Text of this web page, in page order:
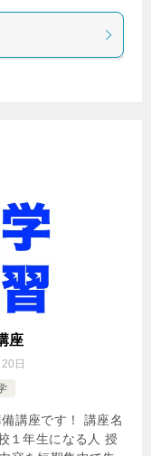
座
日
講座です！ 講座名
年生になる人 授